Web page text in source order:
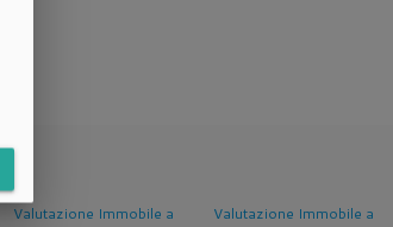
Valutazione Immobile a
Valutazione Immobile a